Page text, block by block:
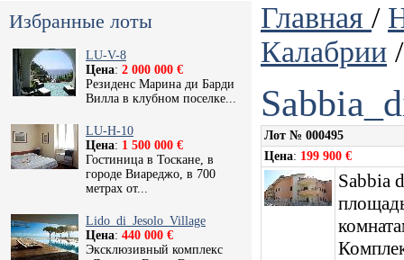
Избранные лоты
LU-V-8
Цена: 2 000 000 €
Резиденс Марина ди Барди
Вилла в клубном поселке...
LU-H-10
Цена: 1 500 000 €
Гостиница в Тоскане, в
городе Виареджо, в 700
метрах от...
Lido_di_Jesolo_Village
Цена: 440 000 €
Эксклюзивный комплекс
Главная /
Калабрии
Лот № 000495
Цена: 199 900 €
Sabbia